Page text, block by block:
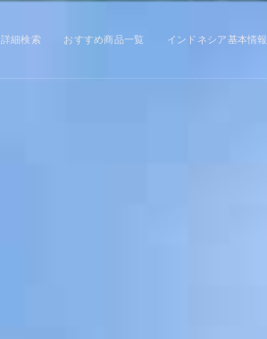
詳細検索 おすすめ商品一覧 インドネシア基本情報